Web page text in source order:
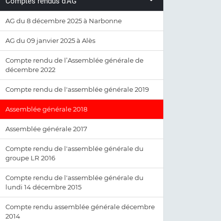
AG du 8 décembre 2025 à Narbonne
AG du 09 janvier 2025 à Alès
Compte rendu de l’Assemblée générale de
décembre 2022
Compte rendu de l'assemblée générale 2019
Assemblée générale 2018
Assemblée générale 2017
Compte rendu de l'assemblée générale du
groupe LR 2016
Compte rendu de l'assemblée générale du
lundi 14 décembre 2015
Compte rendu assemblée générale décembre
2014